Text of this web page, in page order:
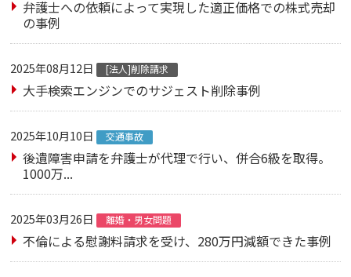
弁護士への依頼によって実現した適正価格での株式売却
の事例
2025年08月12日 [法人]削除請求
大手検索エンジンでのサジェスト削除事例
2025年10月10日 交通事故
後遺障害申請を弁護士が代理で行い、併合6級を取得。
1000万...
2025年03月26日 離婚・男女問題
不倫による慰謝料請求を受け、280万円減額できた事例